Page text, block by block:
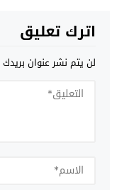
اترك تعليق
لن يتم نشر عنوان بريدك